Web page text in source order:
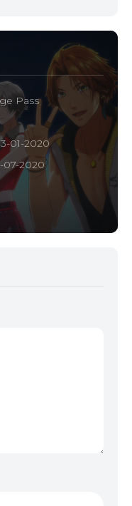
Pass
01-2020
07-2020